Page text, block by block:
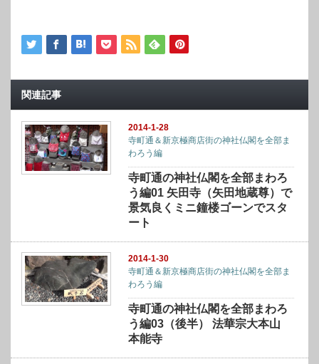
関連記事
2014-1-28
寺町通＆新京極商店街の神社仏閣を全部ま
わろう編
寺町通の神社仏閣を全部まわろ
う編01 矢田寺（矢田地蔵尊）で
景気良くミニ鐘楼ゴーンでスタ
ート
2014-1-30
寺町通＆新京極商店街の神社仏閣を全部ま
わろう編
寺町通の神社仏閣を全部まわろ
う編03（後半） 法華宗大本山
本能寺